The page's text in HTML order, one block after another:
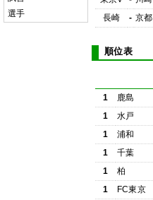
選手
長崎
- 京都
順位表
1 鹿島
1
水戸
1
浦和
1
千葉
1
柏
1
FC東京